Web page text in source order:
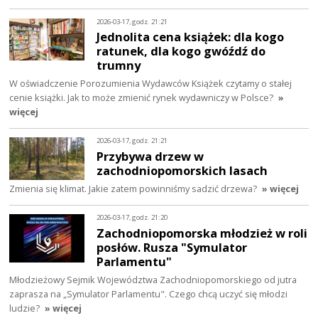
2026-03-17, godz. 21:21
Jednolita cena książek: dla kogo
ratunek, dla kogo gwóźdź do
trumny
W oświadczenie Porozumienia Wydawców Książek czytamy o stałej
cenie książki. Jak to może zmienić rynek wydawniczy w Polsce? »
więcej
2026-03-17, godz. 21:21
Przybywa drzew w
zachodniopomorskich lasach
Zmienia się klimat. Jakie zatem powinniśmy sadzić drzewa? » więcej
2026-03-17, godz. 21:20
Zachodniopomorska młodzież w roli
posłów. Rusza "Symulator
Parlamentu"
Młodzieżowy Sejmik Województwa Zachodniopomorskiego od jutra
zaprasza na „Symulator Parlamentu". Czego chcą uczyć się młodzi
ludzie? » więcej